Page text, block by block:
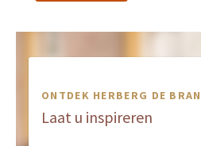
ONTDEK HERBERG DE
Laat u inspireren